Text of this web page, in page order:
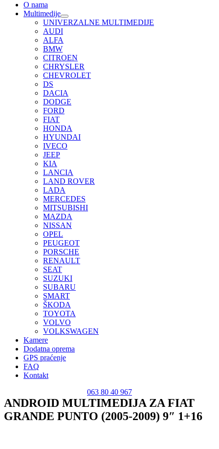
O nama
Multimedije
UNIVERZALNE MULTIMEDIJE
AUDI
ALFA
BMW
CITROEN
CHRYSLER
CHEVROLET
DS
DACIA
DODGE
FORD
FIAT
HONDA
HYUNDAI
IVECO
JEEP
KIA
LANCIA
LAND ROVER
LADA
MERCEDES
MITSUBISHI
MAZDA
NISSAN
OPEL
PEUGEOT
PORSCHE
RENAULT
SEAT
SUZUKI
SUBARU
SMART
ŠKODA
TOYOTA
VOLVO
VOLKSWAGEN
Kamere
Dodatna oprema
GPS praćenje
FAQ
Kontakt
063 80 40 967
ANDROID MULTIMEDIJA ZA FIAT
GRANDE PUNTO (2005-2009) 9″ 1+16